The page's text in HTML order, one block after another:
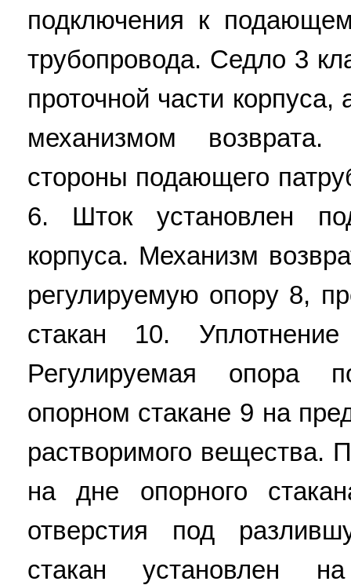
подключения к
трубопровода. Седло 3
проточной части
механизмом
стороны подающего
6. Шток установлен
корпуса. Механизм
регулируемую опору 8,
стакан 10.
Регулируемая опора
опорном стакане 9 на
растворимого вещества.
на дне опорного
отверстия под
стакан установлен